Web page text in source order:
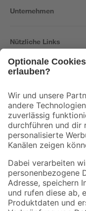
Unternehmen
Nützliche Links
Der toom Newsletter: Keine
Zur Newsletter
Folge uns
Zahlungsarten